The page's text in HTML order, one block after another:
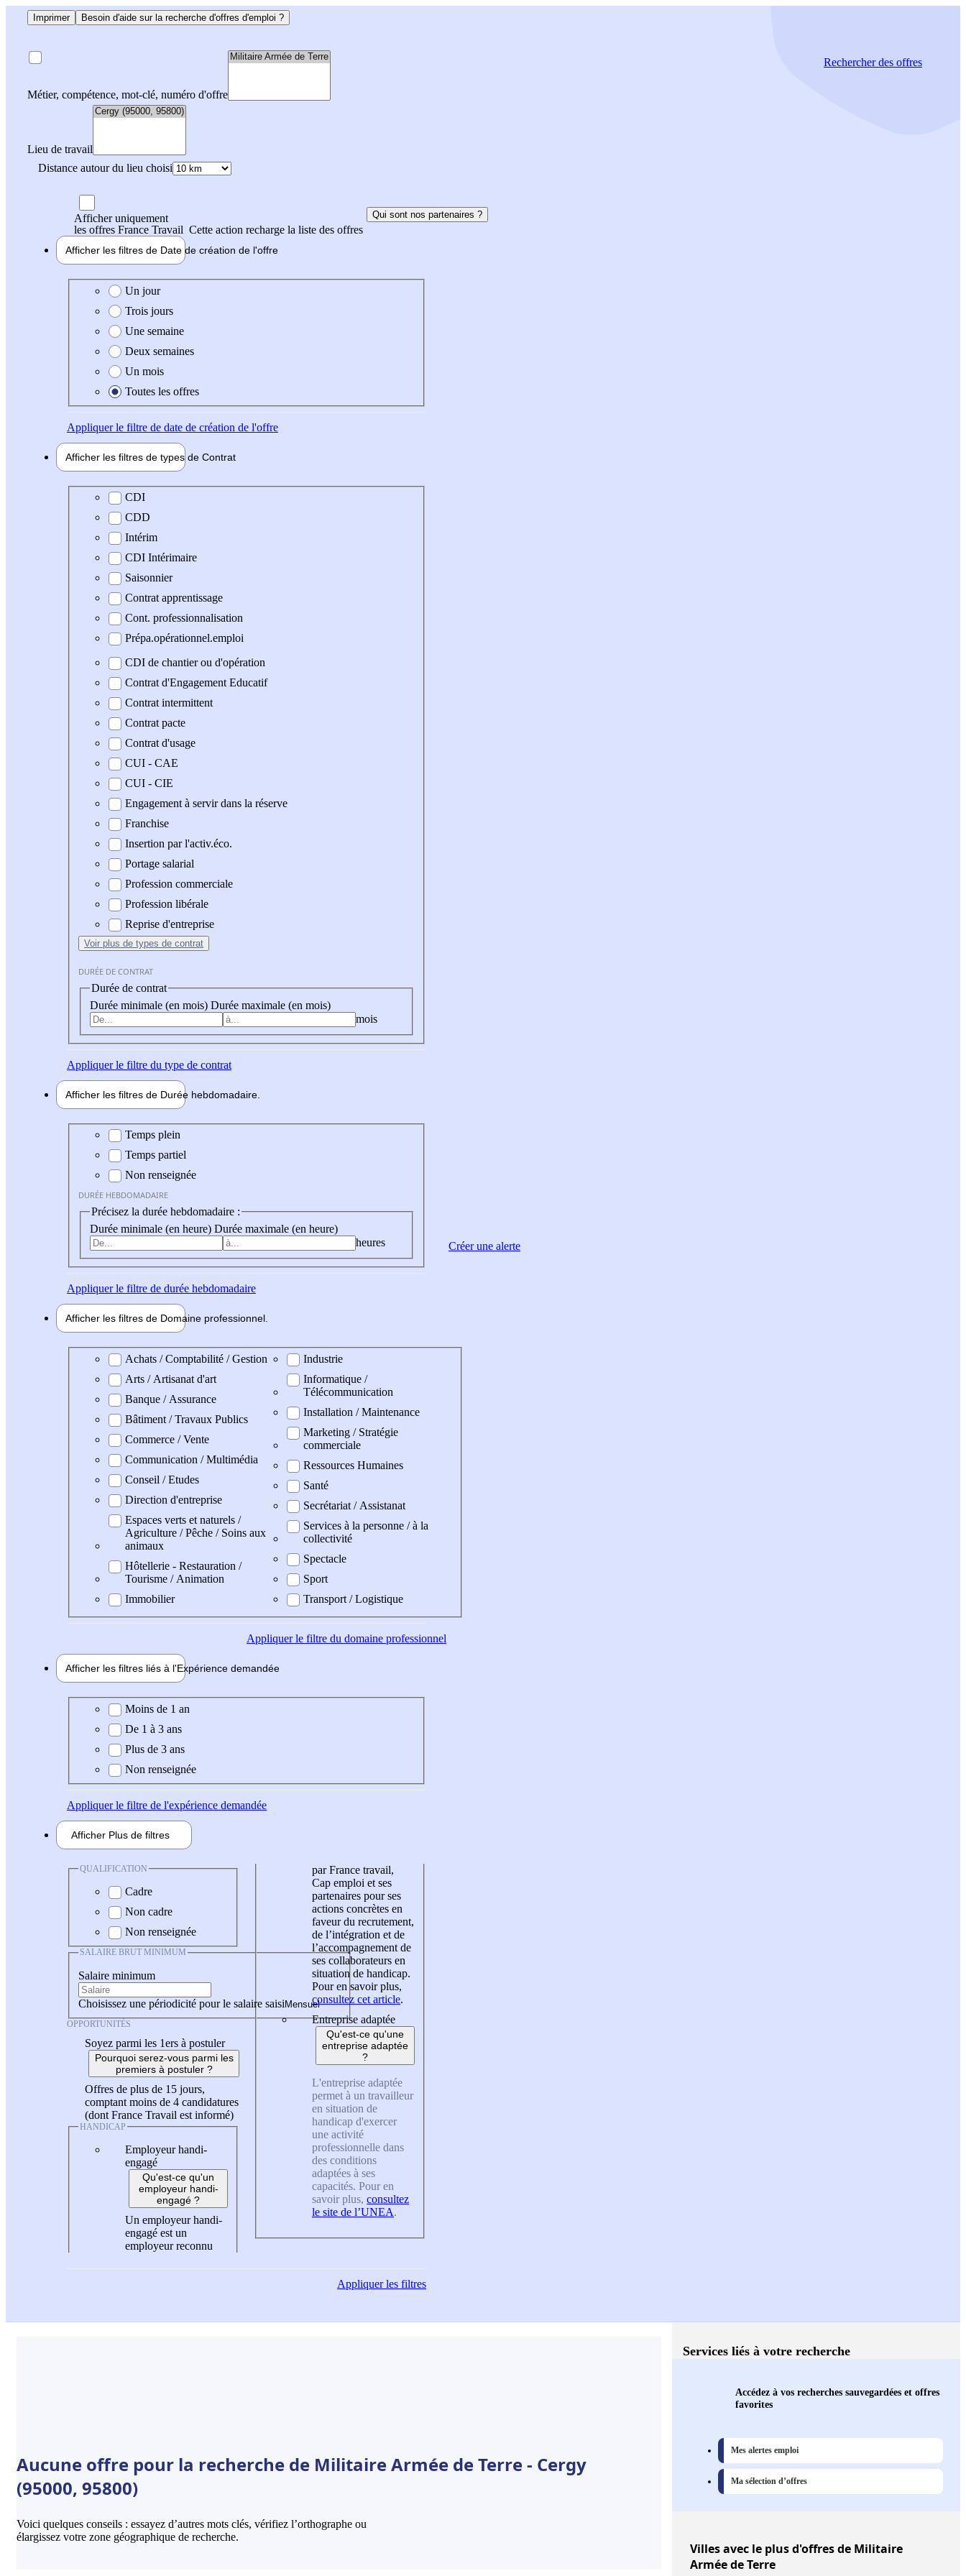
Imprimer Besoin d'aide sur la recherche d'offres d'emploi ?
Métier, compétence, mot-clé, numéro d'offre
Lieu de travail
Distance autour du lieu choisi
Rechercherdes offres
Afficher uniquement
les offres France Travail Cette action recharge la liste des offres
Qui sont nos partenaires ?
Afficher les filtres de Date de création de l'offre
Date de création de l'offre
Un jour
Trois jours
Une semaine
Deux semaines
Un mois
Toutes les offres
Appliquerle filtre de date de création de l'offre
Afficher les filtres de types de Contrat
Type de contrat
CDI
CDD
Intérim
CDI Intérimaire
Saisonnier
Contrat apprentissage
Cont. professionnalisation
Prépa.opérationnel.emploi
CDI de chantier ou d'opération
Contrat d'Engagement Educatif
Contrat intermittent
Contrat pacte
Contrat d'usage
CUI - CAE
CUI - CIE
Engagement à servir dans la réserve
Franchise
Insertion par l'activ.éco.
Portage salarial
Profession commerciale
Profession libérale
Reprise d'entreprise
Voir plus de types de contrat
DURÉE DE CONTRAT
Durée de contrat
Durée minimale (en mois) Durée maximale (en mois)
mois
Appliquerle filtre du type de contrat
Afficher les filtres de Durée hebdomadaire
Durée hebdomadaire
Temps plein
Temps partiel
Non renseignée
DURÉE HEBDOMADAIRE
Précisez la durée hebdomadaire :
Durée minimale (en heure) Durée maximale (en heure)
heures
Appliquerle filtre de durée hebdomadaire
Afficher les filtres de Domaine professionnel
Domaine professionel
Achats / Comptabilité / Gestion
Arts / Artisanat d'art
Banque / Assurance
Bâtiment / Travaux Publics
Commerce / Vente
Communication / Multimédia
Conseil / Etudes
Direction d'entreprise
Espaces verts et naturels /
Agriculture / Pêche / Soins aux
animaux
Hôtellerie - Restauration /
Tourisme / Animation
Immobilier
Industrie
Informatique /
Télécommunication
Installation / Maintenance
Marketing / Stratégie
commerciale
Ressources Humaines
Santé
Secrétariat / Assistanat
Services à la personne / à la
collectivité
Spectacle
Sport
Transport / Logistique
Appliquerle filtre du domaine professionnel
Afficher les filtres liés à l'Expérience demandée
Expérience demandée
Moins de 1 an
De 1 à 3 ans
Plus de 3 ans
Non renseignée
Appliquerle filtre de l'expérience demandée
Afficher Plus de filtres
QUALIFICATION
Cadre
Non cadre
Non renseignée
SALAIRE BRUT MINIMUM
Salaire minimum
Choisissez une périodicité pour le salaire saisi
OPPORTUNITÉS
Soyez parmi les 1ers à postuler
Pourquoi serez-vous parmi les
premiers à postuler ?
Offres de plus de 15 jours,
comptant moins de 4 candidatures
(dont France Travail est informé)
HANDICAP
Employeur handi-
engagé
Qu'est-ce qu'un
employeur handi-
engagé ?
Un employeur handi-
engagé est un
employeur reconnu
par France travail,
Cap emploi et ses
partenaires pour ses
actions concrètes en
faveur du recrutement,
de l’intégration et de
l’accompagnement de
ses collaborateurs en
situation de handicap.
Pour en savoir plus,
consultez cet article.
Entreprise adaptée
Qu'est-ce qu'une
entreprise adaptée
?
L'entreprise adaptée
permet à un travailleur
en situation de
handicap d'exercer
une activité
professionnelle dans
des conditions
adaptées à ses
capacités. Pour en
savoir plus, consultez
le site de l’UNEA.
Appliquerles filtres
Créer une alerte
Aucune offre pour la recherche de Militaire Armée de Terre - Cergy
(95000, 95800)
Voici quelques conseils : essayez d’autres mots clés, vérifiez l’orthographe ou
élargissez votre zone géographique de recherche.
Services liés à votre recherche
Accédez à vos recherches sauvegardées et offres
favorites
Mes alertes emploi
Ma sélection d’offres
Villesavec le plus d'offres de Militaire
Armée de Terre